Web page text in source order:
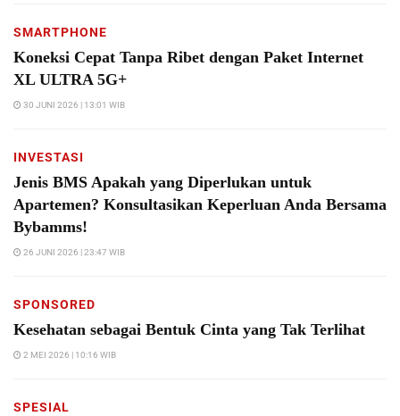
SMARTPHONE
Koneksi Cepat Tanpa Ribet dengan Paket Internet
XL ULTRA 5G+
30 JUNI 2026 | 13:01 WIB
INVESTASI
Jenis BMS Apakah yang Diperlukan untuk
Apartemen? Konsultasikan Keperluan Anda Bersama
Bybamms!
26 JUNI 2026 | 23:47 WIB
SPONSORED
Kesehatan sebagai Bentuk Cinta yang Tak Terlihat
2 MEI 2026 | 10:16 WIB
SPESIAL